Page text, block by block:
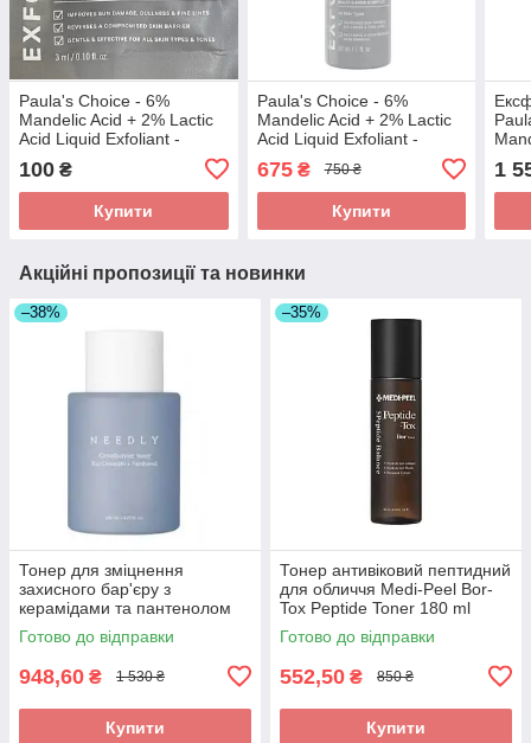
Paula's Choice - 6%
Mandelic Acid + 2% Lactic
Acid Liquid Exfoliant -
Ексфоліант для обличчя 3
мл
100 ₴
Купити
Paula's Choice - 6%
Mandelic Acid + 2% Lactic
Acid Liquid Exfoliant -
Ексфоліант для обличчя
30 ml
675₴ 750 ₴
Купити
1
Акційні пропозиції та новинки
–38%
Тонер для зміцнення
захисного бар'єру з
керамідами та пантенолом
Needly Crossbarrier Toner
Готово до відправки
948,60 ₴ 1 530 ₴
Купити
–35%
Тонер антивіковий пептидний
для обличчя Medi-Peel Bor-
Tox Peptide Toner 180 ml
Готово до відправки
552,50 ₴ 850 ₴
Купити